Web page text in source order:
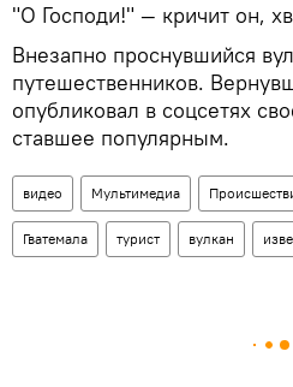
"О Господи!" — кричит он,
Внезапно проснувшийся
путешественников.
опубликовал в соцсетях
ставшее популярным.
видео Мультимедиа
Гватемала турист вулкан